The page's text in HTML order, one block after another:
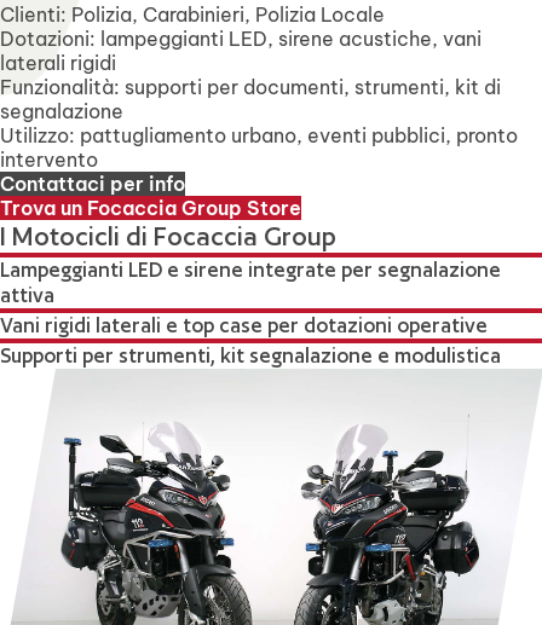
Clienti: Polizia, Carabinieri, Polizia Locale
Dotazioni: lampeggianti LED, sirene acustiche, vani
laterali rigidi
Funzionalità: supporti per documenti, strumenti, kit di
segnalazione
Utilizzo: pattugliamento urbano, eventi pubblici, pronto
intervento
Contattaci per info
Trova un Focaccia Group Store
I Motocicli di Focaccia Group
Lampeggianti LED e sirene integrate per segnalazione
attiva
Vani rigidi laterali e top case per dotazioni operative
Supporti per strumenti, kit segnalazione e modulistica